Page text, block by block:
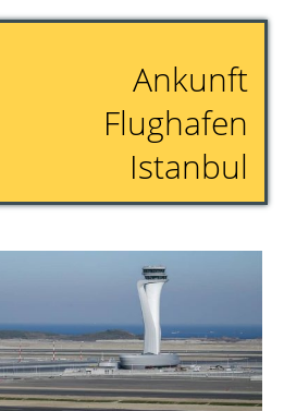
Ankunft
Flughafen
Istanbul